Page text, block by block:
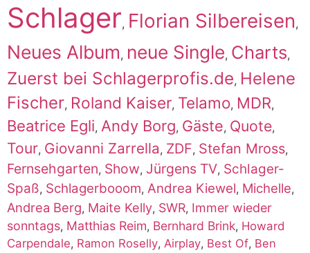
Schlager, Florian Silbereisen,
Neues Album, neue Single, Charts,
Zuerst bei Schlagerprofis.de, Helene
Fischer, Roland Kaiser, Telamo, MDR,
Beatrice Egli, Andy Borg, Gäste, Quote,
Tour, Giovanni Zarrella, ZDF, Stefan Mross,
Fernsehgarten, Show, Jürgens TV, Schlager-
Spaß, Schlagerbooom, Andrea Kiewel, Michelle,
Andrea Berg, Maite Kelly, SWR, Immer wieder
sonntags, Matthias Reim, Bernhard Brink, Howard
Carpendale, Ramon Roselly, Airplay, Best Of, Ben